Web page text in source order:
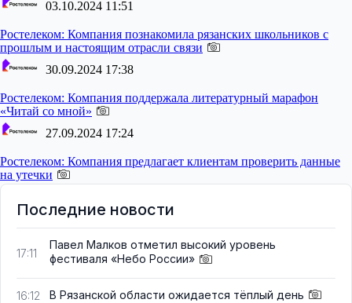
03.10.2024 11:51
Ростелеком: Компания познакомила рязанских школьников с
прошлым и настоящим отрасли связи
30.09.2024 17:38
Ростелеком: Компания поддержала литературный марафон
«Читай со мной»
27.09.2024 17:24
Ростелеком: Компания предлагает клиентам проверить данные
на утечки
Последние новости
17:11
Павел Малков отметил высокий уровень
фестиваля «Небо России»
16:12 В Рязанской области ожидается тёплый день